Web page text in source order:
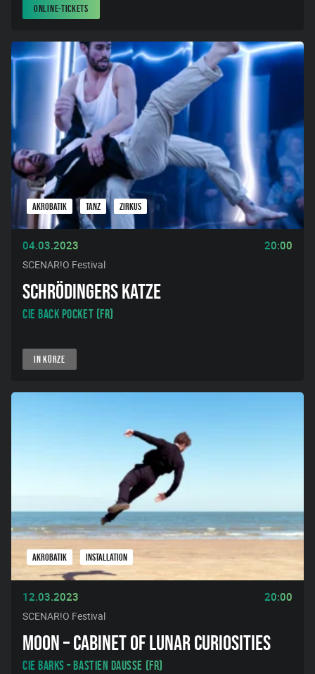
ONLINE-TICKETS
AKROBATIK TANZ ZIRKUS
04.03.2023 20:00
SCENAR!O Festival
SCHRÖDINGERS KATZE
Cie Back Pocket (FR)
IN KÜRZE
AKROBATIK INSTALLATION
12.03.2023 20:00
SCENAR!O Festival
MOON – CABINET OF LUNAR CURIOSITIES
Cie Barks – Bastien Dausse (FR)